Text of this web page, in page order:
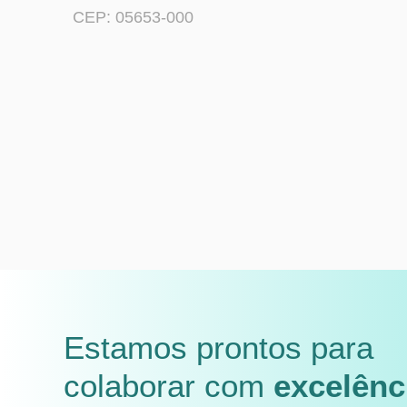
CEP: 05653-000
Estamos prontos para
colaborar com